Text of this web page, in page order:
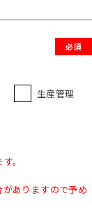
必須
生産管理
。
ありますので予め